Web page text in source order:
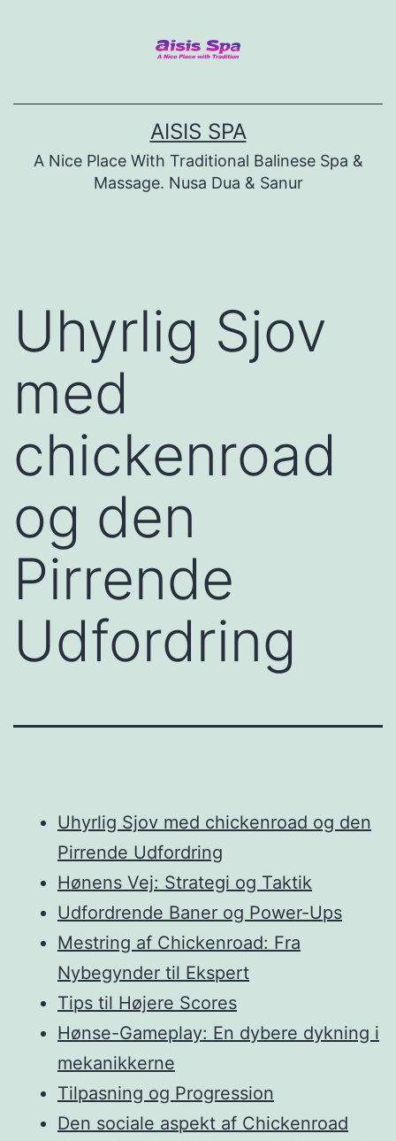
AISIS SPA
A Nice Place With Traditional Balinese Spa &
Massage. Nusa Dua & Sanur
Uhyrlig Sjov
med
chickenroad
og den
Pirrende
Udfordring
Uhyrlig Sjov med chickenroad og den
Pirrende Udfordring
Hønens Vej: Strategi og Taktik
Udfordrende Baner og Power-Ups
Mestring af Chickenroad: Fra
Nybegynder til Ekspert
Tips til Højere Scores
Hønse-Gameplay: En dybere dykning i
mekanikkerne
Tilpasning og Progression
Den sociale aspekt af Chickenroad